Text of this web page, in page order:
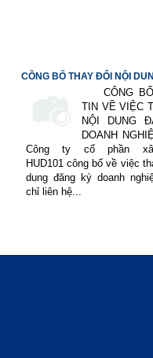
CÔNG BỐ THAY ĐỔI NỘI
CÔNG BỐ
TIN VỀ VIỆC
NỘI DUNG
DOANH
Công ty cổ phần
HUD101 công bố về việc
dung đăng ký doanh
chỉ liên hệ...